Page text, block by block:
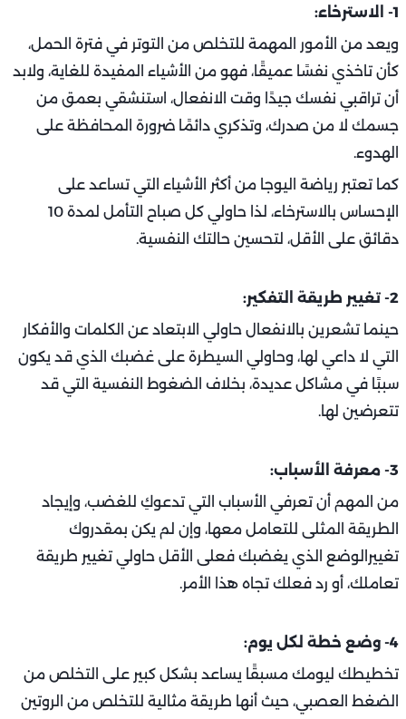
1- الاسترخاء:
ويعد من الأمور المهمة للتخلص من التوتر في فترة الحمل،
كأن تاخذي نفسًا عميقًا، فهو من الأشياء المفيدة للغاية، ولابد
أن تراقبي نفسك جيدًا وقت الانفعال، استنشقي بعمق من
جسمك لا من صدرك، وتذكري دائمًا ضرورة المحافظة على
الهدوء.
كما تعتبر رياضة اليوجا من أكثر الأشياء التي تساعد على
الإحساس بالاسترخاء، لذا حاولي كل صباح التأمل لمدة 10
دقائق على الأقل، لتحسين حالتك النفسية.
2- تغيير طريقة التفكير:
حينما تشعرين بالانفعال حاولي الابتعاد عن الكلمات والأفكار
التي لا داعي لها، وحاولي السيطرة على غضبك الذي قد يكون
سببًا في مشاكل عديدة، بخلاف الضغوط النفسية التي قد
تتعرضين لها.
3- معرفة الأسباب:
من المهم أن تعرفي الأسباب التي تدعوكِ للغضب، وإيجاد
الطريقة المثلى للتعامل معها، وإن لم يكن بمقدروك
تغييرالوضع الذي يغضبك فعلى الأقل حاولي تغيير طريقة
تعاملك، أو رد فعلك تجاه هذا الأمر.
4- وضع خطة لكل يوم:
تخطيطك ليومك مسبقًا يساعد بشكل كبير على التخلص من
الضغط العصبي، حيث أنها طريقة مثالية للتخلص من الروتين